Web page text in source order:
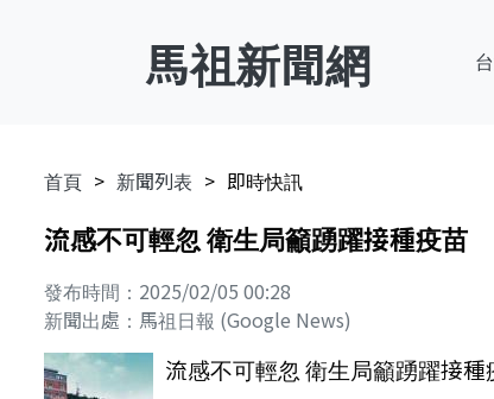
馬祖新聞網
首頁 新聞列表 即時快訊
流感不可輕忽 衛生局籲踴躍接種疫苗
發布時間：2025/02/05 00:28
新聞出處：馬祖日報 (Google News)
流感不可輕忽 衛生局籲踴躍接種